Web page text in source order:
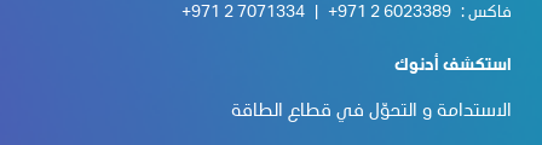
فاكس : +971 2 6023389
+971 2 7071334
استكشف أدنوك
الاستدامة و التحوّل في قطاع الطاقة